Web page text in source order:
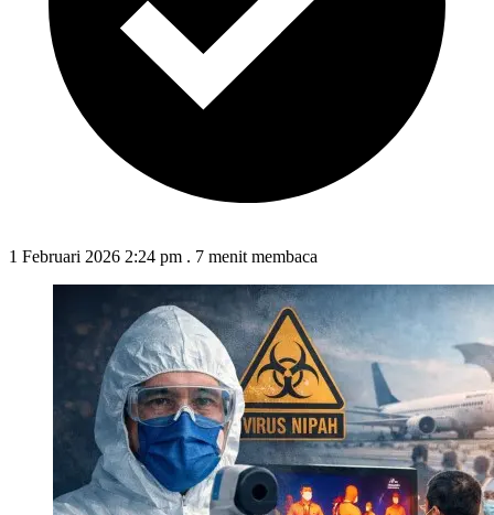
1 Februari 2026 2:24 pm . 7 menit membaca